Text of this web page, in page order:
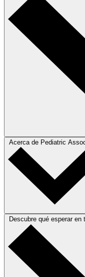
Acerca de Pediatric
Descubre qué esperar